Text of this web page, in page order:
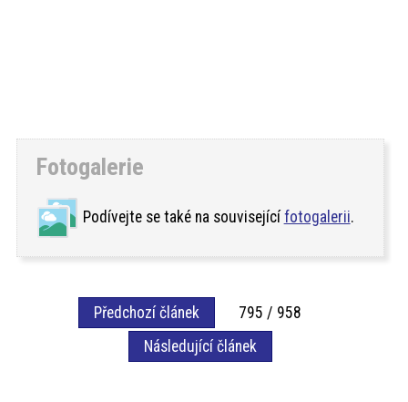
Fotogalerie
Podívejte se také na souvisejícífotogalerii.
Předchozí článek
795 / 958
Následující článek